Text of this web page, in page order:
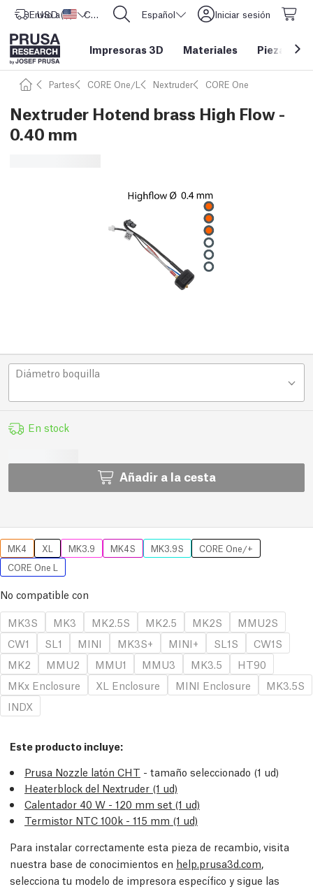
Envío a Estados Unidos
USD ($) CORE One L: ¡Ya disponible! Español Iniciar sesión
Impresoras 3D Materiales Piezas y
Partes CORE One/L Nextruder CORE One
Nextruder Hotend brass High Flow -
0.40 mm
Diámetro boquilla
En stock
Añadir a la cesta
MK4 XL MK3.9 MK4S MK3.9S
CORE One/+
CORE One L
No compatible con
MK3S
MK3 MK2.5S MK2.5 MK2S
MMU2S
CW1
SL1 MINI MK3S+ MINI+ SL1S
CW1S
MK2
MMU2 MMU1 MMU3 MK3.5
HT90
MKx Enclosure
XL Enclosure MINI Enclosure
MK3.5S
INDX
Este producto incluye:
Prusa Nozzle latón CHT - tamaño seleccionado (1 ud)
Heaterblock del Nextruder (1 ud)
Calentador 40 W - 120 mm set (1 ud)
Termistor NTC 100k - 115 mm (1 ud)
Para instalar correctamente esta pieza de recambio, visita
nuestra base de conocimientos en help.prusa3d.com,
selecciona tu modelo de impresora específico y sigue las